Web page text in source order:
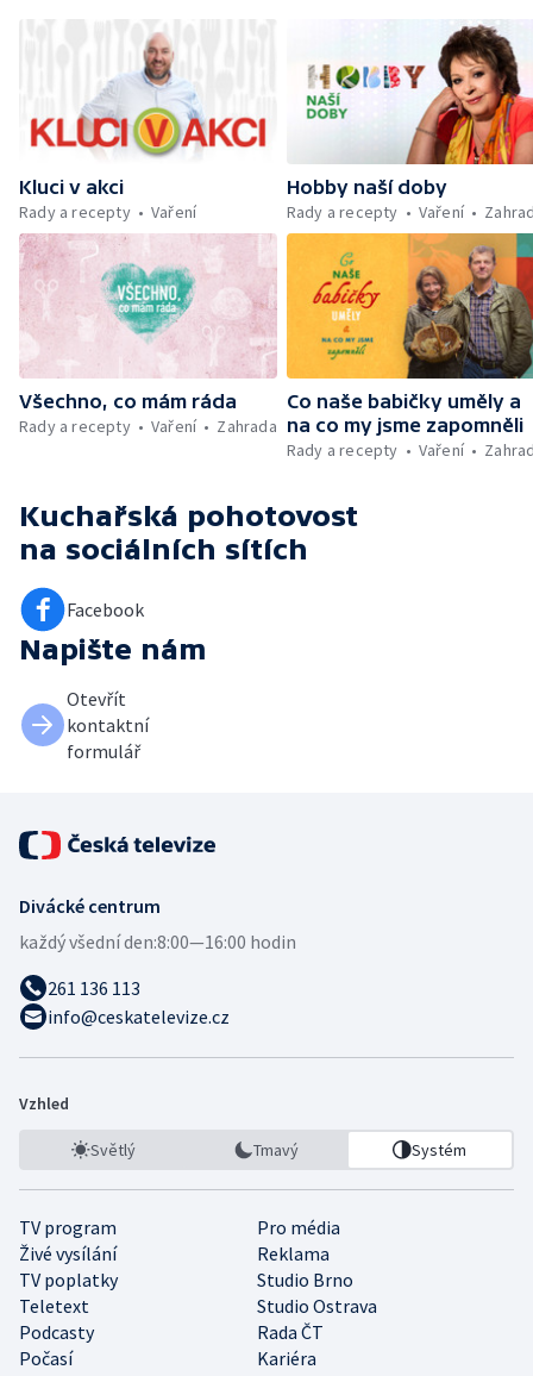
Kluci v akci
Rady a recepty
Vaření
Hobby naší doby
Rady a recepty
Vaření
Všechno, co mám ráda
Rady a recepty
Vaření Zahrada
Co naše babičky uměly a
na co my jsme zapomněli
Rady a recepty
Vaření
Kuchařská pohotovost
na sociálních sítích
Facebook
Napište nám
Otevřít
kontaktní
formulář
Divácké centrum
každý všední den:8:00—16:00 hodin
261 136 113
info@ceskatelevize.cz
Vzhled
Světlý Tmavý Systém
TV program
Pro média
Živé vysílání
Reklama
TV poplatky
Studio Brno
Teletext
Studio Ostrava
Podcasty
Rada ČT
Počasí
Kariéra